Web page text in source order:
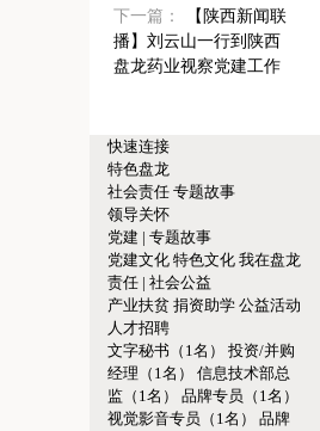
下一篇：
【陕西新闻联
播】刘云山一行到陕西
盘龙药业视察党建工作
快速连接
特色盘龙
社会责任 专题故事
领导关怀
党建 | 专题故事
党建文化 特色文化 我在盘龙
责任 | 社会公益
产业扶贫 捐资助学 公益活动
人才招聘
文字秘书（1名）
投资/并购
经理（1名）
信息技术部总
监（1名）
品牌专员（1名）
视觉影音专员（1名）
品牌